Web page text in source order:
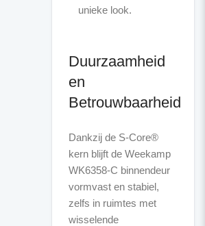
unieke look.
Duurzaamheid
en
Betrouwbaarheid
Dankzij de S-Core®
kern blijft de Weekamp
WK6358-C binnendeur
vormvast en stabiel,
zelfs in ruimtes met
wisselende